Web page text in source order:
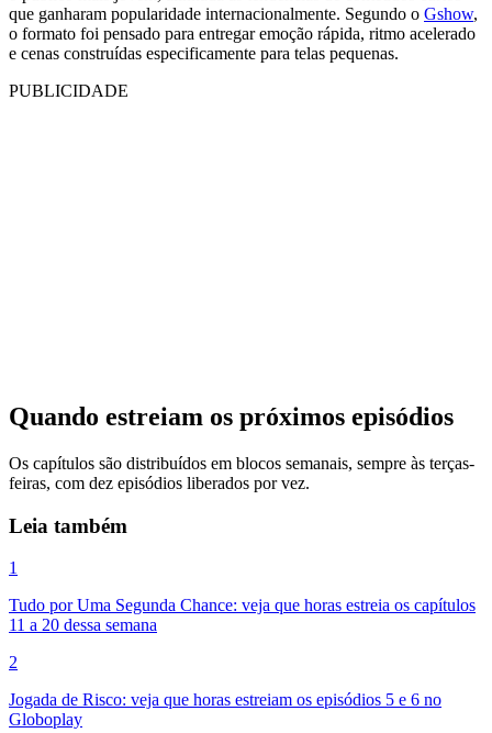
que ganharam popularidade internacionalmente. Segundo o Gshow,
o formato foi pensado para entregar emoção rápida, ritmo acelerado
e cenas construídas especificamente para telas pequenas.
PUBLICIDADE
Quando estreiam os próximos episódios
Os capítulos são distribuídos em blocos semanais, sempre às terças-
feiras, com dez episódios liberados por vez.
Leia também
1
Tudo por Uma Segunda Chance: veja que horas estreia os capítulos
11 a 20 dessa semana
2
Jogada de Risco: veja que horas estreiam os episódios 5 e 6 no
Globoplay